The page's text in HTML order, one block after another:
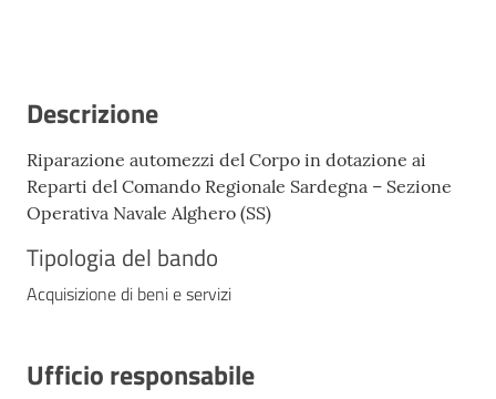
Descrizione
Riparazione automezzi del Corpo in dotazione ai
Reparti del Comando Regionale Sardegna – Sezione
Operativa Navale Alghero (SS)
Tipologia del bando
Acquisizione di beni e servizi
Ufficio responsabile